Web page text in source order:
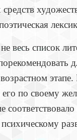
весь список
его по своему